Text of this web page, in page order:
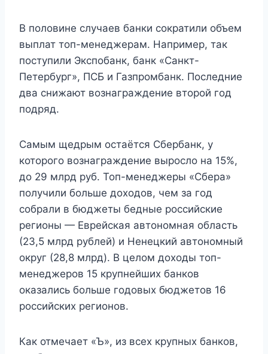
В половине случаев банки сократили объем
выплат топ-менеджерам. Например, так
поступили Экспобанк, банк «Санкт-
Петербург», ПСБ и Газпромбанк. Последние
два снижают вознаграждение второй год
подряд.
Самым щедрым остаётся Сбербанк, у
которого вознаграждение выросло на 15%,
до 29 млрд руб. Топ-менеджеры «Сбера»
получили больше доходов, чем за год
собрали в бюджеты бедные российские
регионы — Еврейская автономная область
(23,5 млрд рублей) и Ненецкий автономный
округ (28,8 млрд). В целом доходы топ-
менеджеров 15 крупнейших банков
оказались больше годовых бюджетов 16
российских регионов.
Как отмечает «Ъ», из всех крупных банков,